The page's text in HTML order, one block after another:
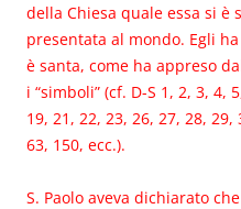
della Chiesa quale essa si è
presentata al mondo. Egli
è santa, come ha appreso
i “simboli” (cf. D-S 1, 2, 3, 4,
19, 21, 22, 23, 26, 27, 28,
63, 150, ecc.).
S. Paolo aveva dichiarato